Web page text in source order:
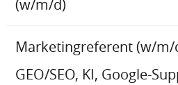
(w/m/d)
Marketingreferent (w/
GEO/SEO, KI, Google-